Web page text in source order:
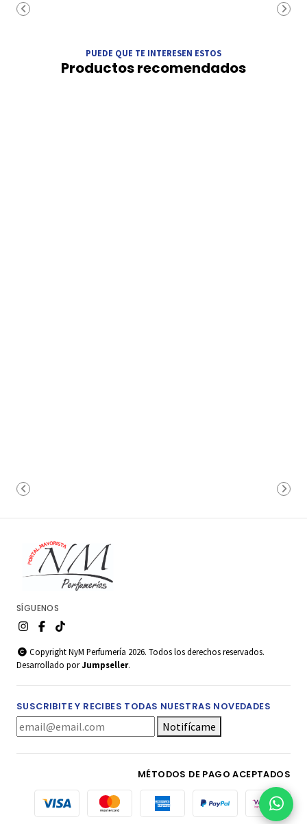
PUEDE QUE TE INTERESEN ESTOS
Productos recomendados
SÍGUENOS
Copyright NyM Perfumería 2026. Todos los derechos reservados.
Desarrollado porJumpseller.
SUSCRIBITE Y RECIBES TODAS NUESTRAS NOVEDADES
Notifícame
MÉTODOS DE PAGO ACEPTADOS